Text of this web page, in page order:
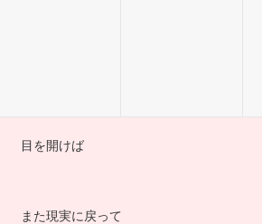
目を開けば
また現実に戻って